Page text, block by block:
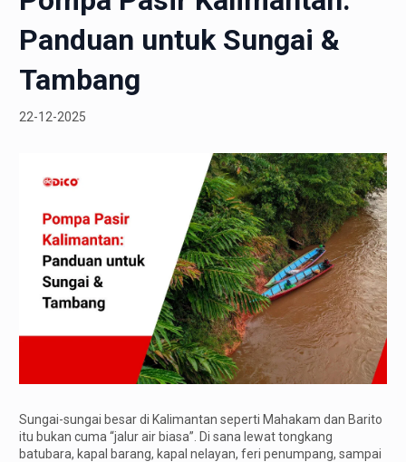
Panduan untuk Sungai &
Tambang
22-12-2025
Sungai-sungai besar di Kalimantan seperti Mahakam dan Barito
itu bukan cuma “jalur air biasa”. Di sana lewat tongkang
batubara, kapal barang, kapal nelayan, feri penumpang, sampai